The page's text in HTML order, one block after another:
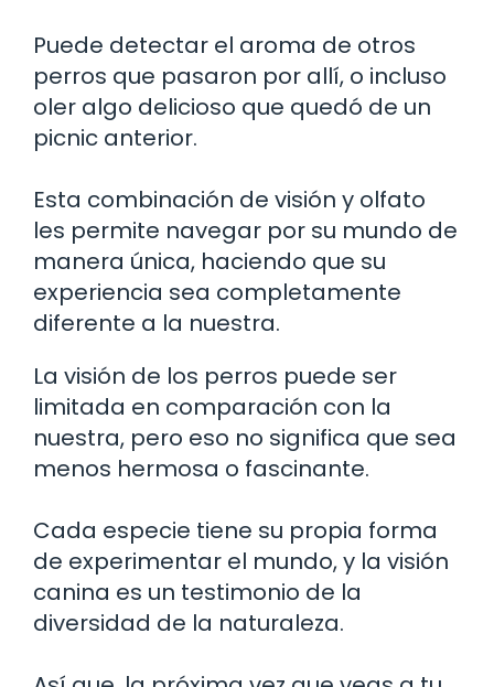
Puede detectar el aroma de otros
perros que pasaron por allí, o incluso
oler algo delicioso que quedó de un
picnic anterior.
Esta combinación de visión y olfato
les permite navegar por su mundo de
manera única, haciendo que su
experiencia sea completamente
diferente a la nuestra.
La visión de los perros puede ser
limitada en comparación con la
nuestra, pero eso no significa que sea
menos hermosa o fascinante.
Cada especie tiene su propia forma
de experimentar el mundo, y la visión
canina es un testimonio de la
diversidad de la naturaleza.